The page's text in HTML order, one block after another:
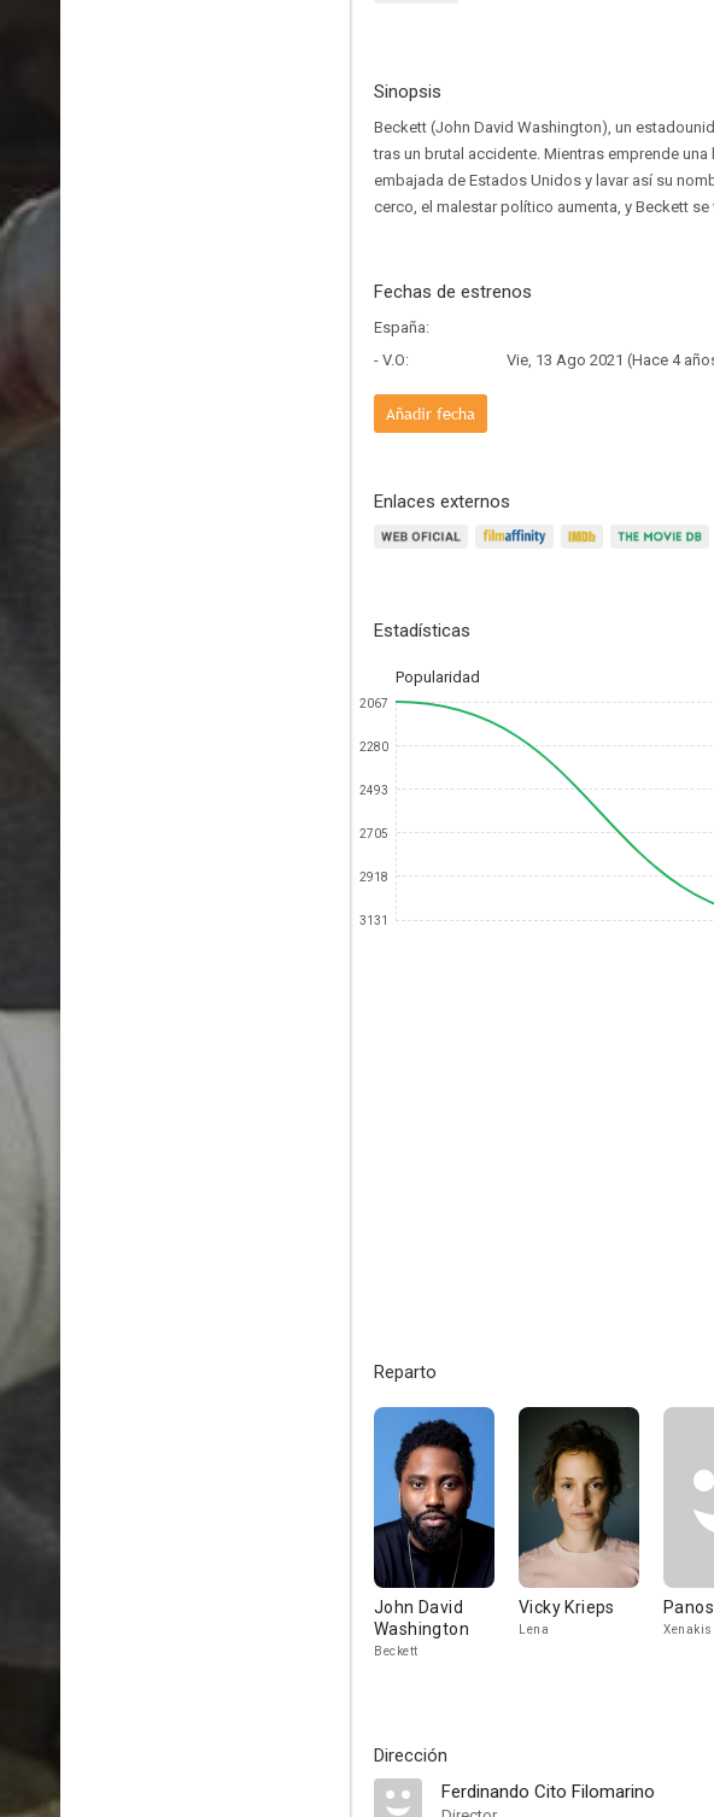
Sinopsis
Beckett (John David Washington), un
tras un brutal accidente. Mientras emprende
embajada de Estados Unidos y lavar así su
cerco, el malestar político aumenta, y Beckett
Fechas de estrenos
España:
- V.O:
Vie, 13 Ago 2021 (Hace 4
Añadir fecha
Enlaces externos
Estadísticas
Popularidad
2067
2280
2493
2705
2918
3131
Reparto
John David
Washington
Beckett
Vicky Krieps
Lena Xenakis
Dirección
Ferdinando Cito Filomarino